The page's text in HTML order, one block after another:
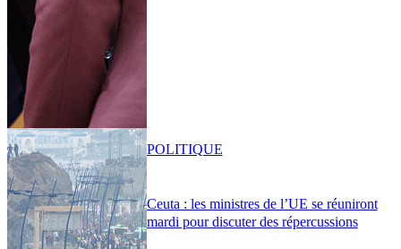
Ceuta : les ministres de l’UE se réuniront
mardi pour discuter des répercussions
POLITIQUE